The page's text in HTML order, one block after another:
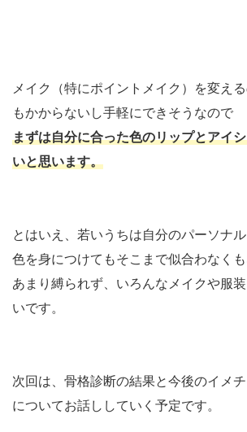
メイク（特にポイントメイク）を変え
もかからないし手軽にできそうなので
まずは自分に合った色のリップとアイ
いと思います。
とはいえ、若いうちは自分のパーソナ
色を身につけてもそこまで似合わなく
あまり縛られず、いろんなメイクや服
いです。
次回は、骨格診断の結果と今後のイメチ
についてお話ししていく予定です。